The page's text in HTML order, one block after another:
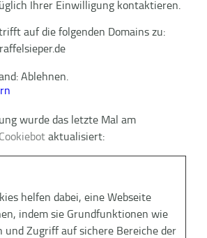
Ihrer Einwilligung kontaktieren.
auf die folgenden Domains zu:
Ablehnen.
wurde das letzte Mal am
Cookiebot aktualisiert:
helfen dabei, eine Webseite
indem sie Grundfunktionen wie
und Zugriff auf sichere Bereiche der